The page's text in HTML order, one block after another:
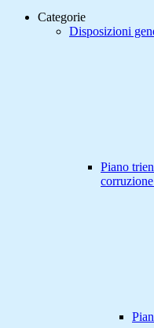
Categorie
Disposizioni
Piano